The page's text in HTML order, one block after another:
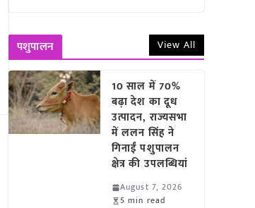
पशुपालन View All
10 साल में 70%
बढ़ा देश का दूध
उत्पादन, राज्यसभा
में ललन सिंह ने
गिनाईं पशुपालन
क्षेत्र की उपलब्धियां
August 7, 2026
5 min read